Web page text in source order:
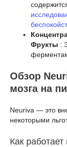
Фрукты :
Обзор
мозга на
Neuriva — это
некоторыми
Как